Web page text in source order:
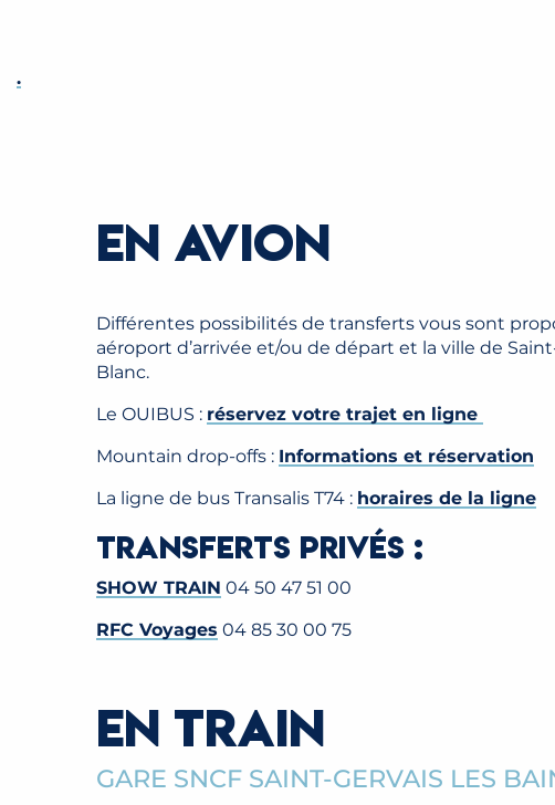
.
EN AVION
Différentes possibilités de transferts vous sont
aéroport d’arrivée et/ou de départ et la ville de
Blanc.
Le OUIBUS : réservez votre trajet en ligne
Mountain drop-offs : Informations et réservation
La ligne de bus Transalis T74 : horaires de la ligne
Transferts privés :
SHOW TRAIN 04 50 47 51 00
RFC Voyages 04 85 30 00 75
EN TRAIN
GARE SNCF SAINT-GERVAIS LES